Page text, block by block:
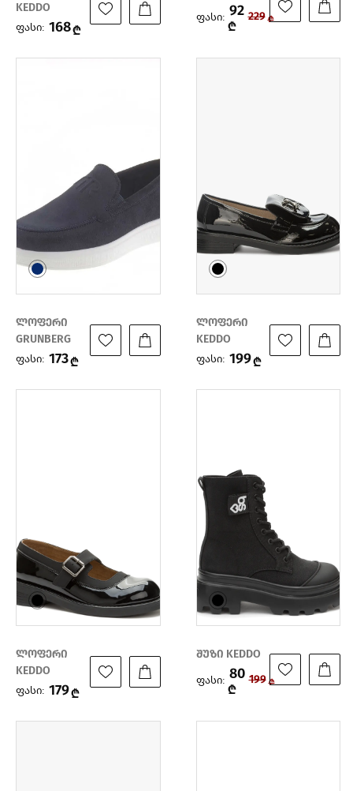
KEDDO
ფასი: 168₾
ფასი: 92
₾
229 ₾
ლოფერი
GRUNBERG
ფასი: 173₾
ლოფერი
KEDDO
ფასი: 199₾
ლოფერი
KEDDO
ფასი: 179₾
შუზი KEDDO
ფასი: 80
₾
199 ₾